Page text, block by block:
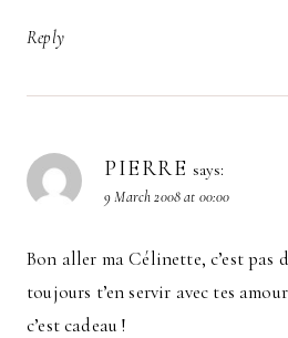
Reply
PIERRE says:
9 March 2008 at 00:00
Bon aller ma Célinette, c’est pas
toujours t’en servir avec tes
c’est cadeau !